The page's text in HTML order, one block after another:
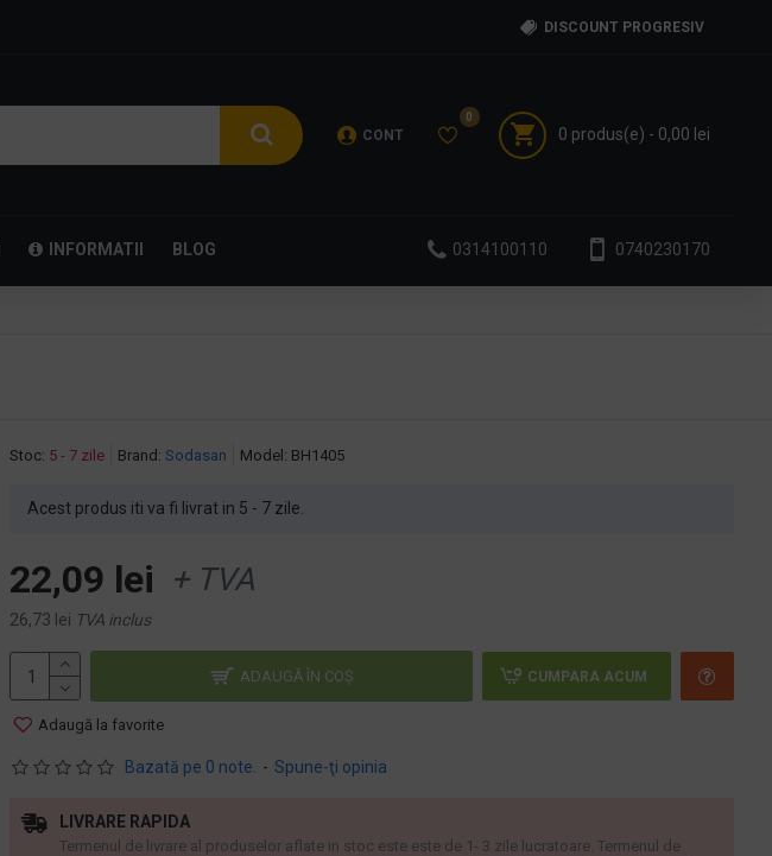
DISCOUNT PROGRESIV
CONT
0
0 produs(e) - 0,00 lei
INFORMATII BLOG 0314100110 0740230170
Stoc: 5 - 7 zile Brand: Sodasan Model: BH1405
Acest produs iti va fi livrat in 5 - 7 zile.
Bazată pe 0 note. - Spune-ţi opinia
22,09 lei + TVA
26,73 lei TVA inclus
ADAUGĂ ÎN COŞ CUMPARA ACUM
Adaugă la favorite
LIVRARE RAPIDA
Termenul de livrare al produselor aflate in stoc este este de 1- 3 zile lucratoare. Termenul de